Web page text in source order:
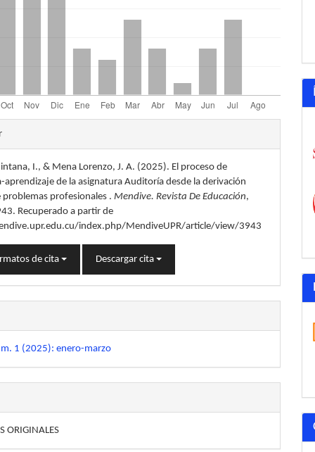
I., & Mena Lorenzo, J. A. (2025). El proceso de
aprendizaje de la asignatura Auditoría desde la derivación
problemas profesionales .Mendive. Revista De Educación,
Recuperado a partir de
index.php/MendiveUPR/article/view/3943
de cita Descargar cita
1 (2025): enero-marzo
ORIGINALES